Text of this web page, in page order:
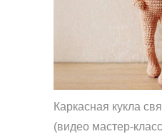
Каркасная кукла
(видео мастер-